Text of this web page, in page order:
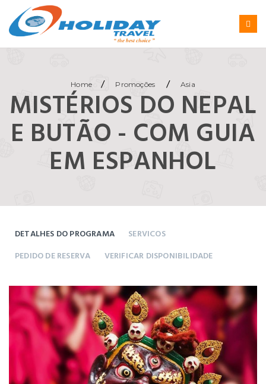
Home / Promoções / Asia
MISTÉRIOS DO NEPAL
E BUTÃO - COM GUIA
EM ESPANHOL
DETALHES DO PROGRAMA
SERVICOS
PEDIDO DE RESERVA
VERIFICAR DISPONIBILIDADE